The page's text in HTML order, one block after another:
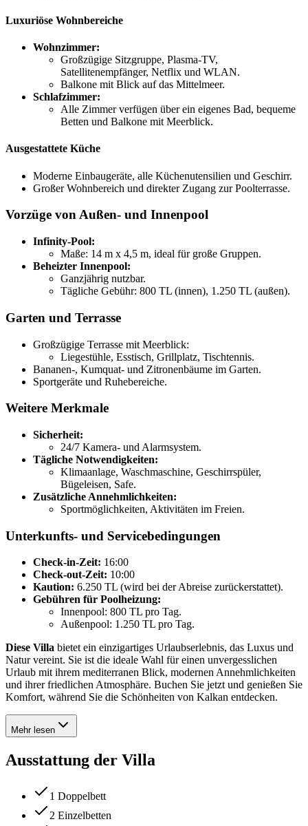
Luxuriöse Wohnbereiche
Wohnzimmer:
Großzügige Sitzgruppe, Plasma-TV,
Satellitenempfänger, Netflix und WLAN.
Balkone mit Blick auf das Mittelmeer.
Schlafzimmer:
Alle Zimmer verfügen über ein eigenes Bad, bequeme
Betten und Balkone mit Meerblick.
Ausgestattete Küche
Moderne Einbaugeräte, alle Küchenutensilien und Geschirr.
Großer Wohnbereich und direkter Zugang zur Poolterrasse.
Vorzüge von Außen- und Innenpool
Infinity-Pool:
Maße: 14 m x 4,5 m, ideal für große Gruppen.
Beheizter Innenpool:
Ganzjährig nutzbar.
Tägliche Gebühr: 800 TL (innen), 1.250 TL (außen).
Garten und Terrasse
Großzügige Terrasse mit Meerblick:
Liegestühle, Esstisch, Grillplatz, Tischtennis.
Bananen-, Kumquat- und Zitronenbäume im Garten.
Sportgeräte und Ruhebereiche.
Weitere Merkmale
Sicherheit:
24/7 Kamera- und Alarmsystem.
Tägliche Notwendigkeiten:
Klimaanlage, Waschmaschine, Geschirrspüler,
Bügeleisen, Safe.
Zusätzliche Annehmlichkeiten:
Sportmöglichkeiten, Aktivitäten im Freien.
Unterkunfts- und Servicebedingungen
Check-in-Zeit: 16:00
Check-out-Zeit: 10:00
Kaution: 6.250 TL (wird bei der Abreise zurückerstattet).
Gebühren für Poolheizung:
Innenpool: 800 TL pro Tag.
Außenpool: 1.250 TL pro Tag.
Diese Villa bietet ein einzigartiges Urlaubserlebnis, das Luxus und
Natur vereint. Sie ist die ideale Wahl für einen unvergesslichen
Urlaub mit ihrem mediterranen Blick, modernen Annehmlichkeiten
und ihrer friedlichen Atmosphäre. Buchen Sie jetzt und genießen Sie
Komfort, während Sie die Schönheiten von Kalkan entdecken.
Mehr lesen
Ausstattung der Villa
1 Doppelbett
2 Einzelbetten